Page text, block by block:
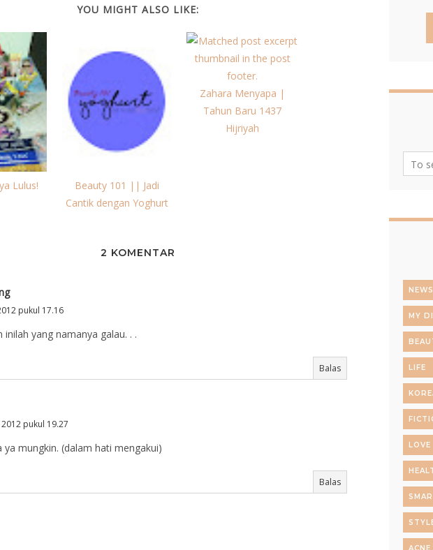
YOU MIGHT ALSO LIKE:
Lulus!
Beauty 101 || Jadi
Cantik dengan Yoghurt
Zahara Menyapa |
Tahun Baru 1437
Hijriyah
2 KOMENTAR
pukul 17.16
inilah yang namanya galau. . .
Balas
pukul 19.27
ya mungkin. (dalam hati mengakui)
Balas
NEWS
MY
LIFE
LOVE